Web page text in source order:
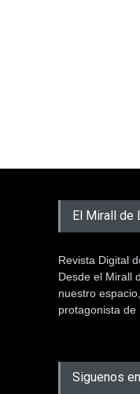
El Mirall de
Revista Digital
Desde el Mirall
nuestro
protagonista de
Siguenos